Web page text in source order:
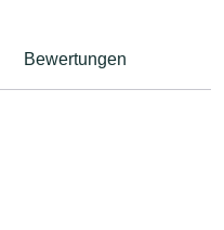
Bewertungen